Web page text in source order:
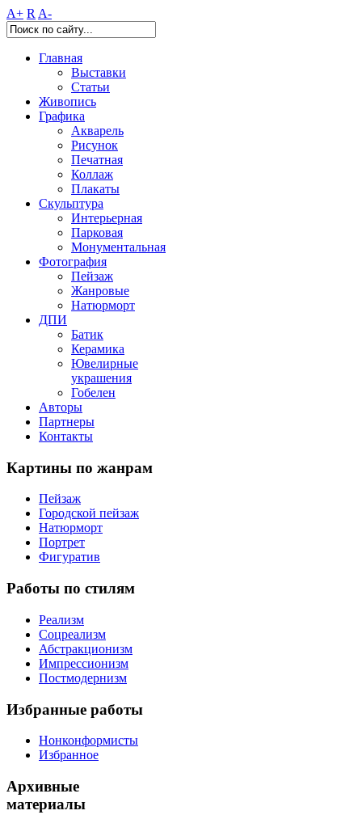
A+ R A-
Главная
Выставки
Статьи
Живопись
Графика
Акварель
Рисунок
Печатная
Коллаж
Плакаты
Скульптура
Интерьерная
Парковая
Монументальная
Фотография
Пейзаж
Жанровые
Натюрморт
ДПИ
Батик
Керамика
Ювелирные
украшения
Гобелен
Авторы
Партнеры
Контакты
Картины по жанрам
Пейзаж
Городской пейзаж
Натюрморт
Портрет
Фигуратив
Работы по стилям
Реализм
Соцреализм
Абстракционизм
Импрессионизм
Постмодернизм
Избранные работы
Нонконформисты
Избранное
Архивные
материалы